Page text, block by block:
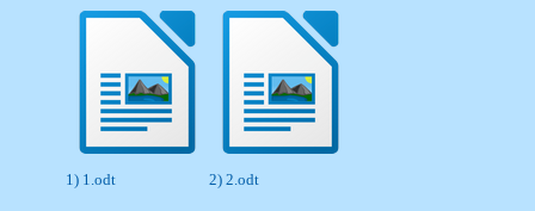
1) 1.odt 2) 2.odt